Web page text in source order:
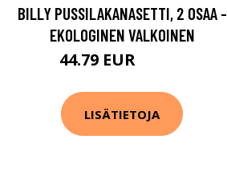
BILLY PUSSILAKANASETTI, 2 OSAA -
EKOLOGINEN VALKOINEN
44.79 EUR
LISÄTIETOJA